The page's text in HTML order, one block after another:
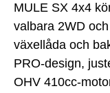
MULE SX 4x4
valbara 2WD
växellåda och
PRO-design,
OHV 410cc-